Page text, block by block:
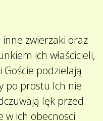
inne zwierzaki oraz
ich właścicieli,
Goście podzielają
po prostu Ich nie
lęk przed
w ich obecnosci